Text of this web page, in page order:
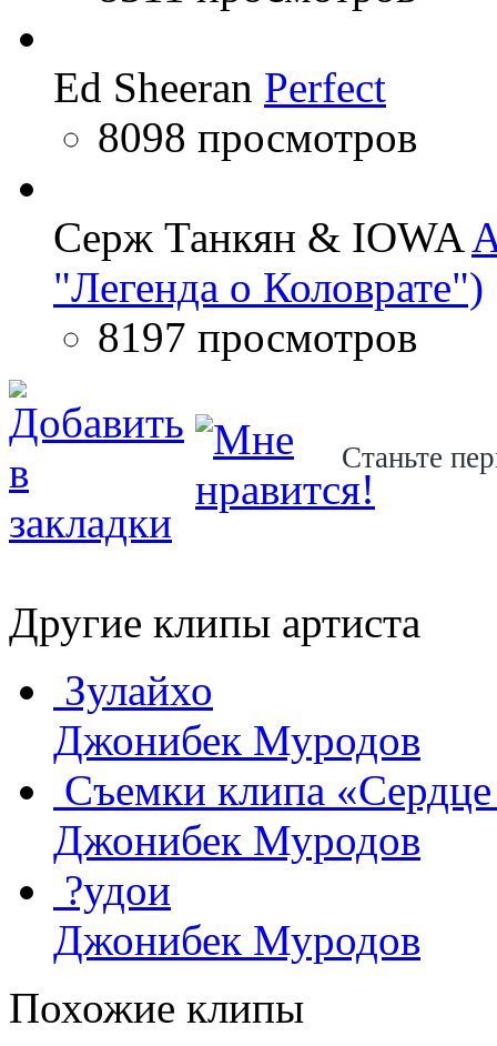
Ed Sheeran Perfect
8098 просмотров
Серж Танкян & IOWA
"Легенда о Коловрате")
8197 просмотров
Станьте
Другие клипы артиста
Зулайхо
Джонибек Муродов
Съемки клипа
Джонибек Муродов
?удои
Джонибек Муродов
Похожие клипы